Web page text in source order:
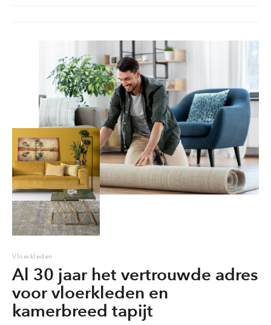
Vloerkleden
Al 30 jaar het vertrouwde adres
voor vloerkleden en
kamerbreed tapijt